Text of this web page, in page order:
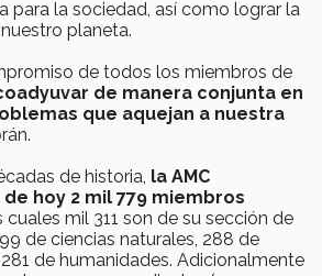
para la sociedad, así como lograr la
planeta.
de todos los miembros de
de manera conjunta en
que aquejan a nuestra
de historia, la AMC
hoy 2 mil 779 miembros
cuales mil 311 son de su sección de
de ciencias naturales, 288 de
de humanidades. Adicionalmente